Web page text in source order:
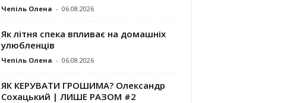
Чепіль Олена - 06.08.2026
Як літня спека впливає на домашніх
улюбленців
Чепіль Олена - 06.08.2026
ЯК КЕРУВАТИ ГРОШИМА? Олександр
Сохацький | ЛИШЕ РАЗОМ #2